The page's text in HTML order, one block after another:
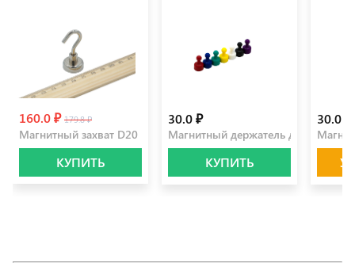
160.0 ₽ 179.8 ₽
Магнитный захват D20
КУПИТЬ
30.0 ₽
Магнитный держатель для бумаги
КУПИТЬ
30.0 ₽